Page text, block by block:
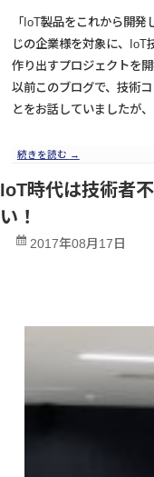
「IoT製品をこれから開
じの企業様を対象に、IoT
作り出すプロジェクトを開
以前このブログで、技術
とをお話していましたが
続きを読む →
IoT時代は技術者
い！
2017年08月17日